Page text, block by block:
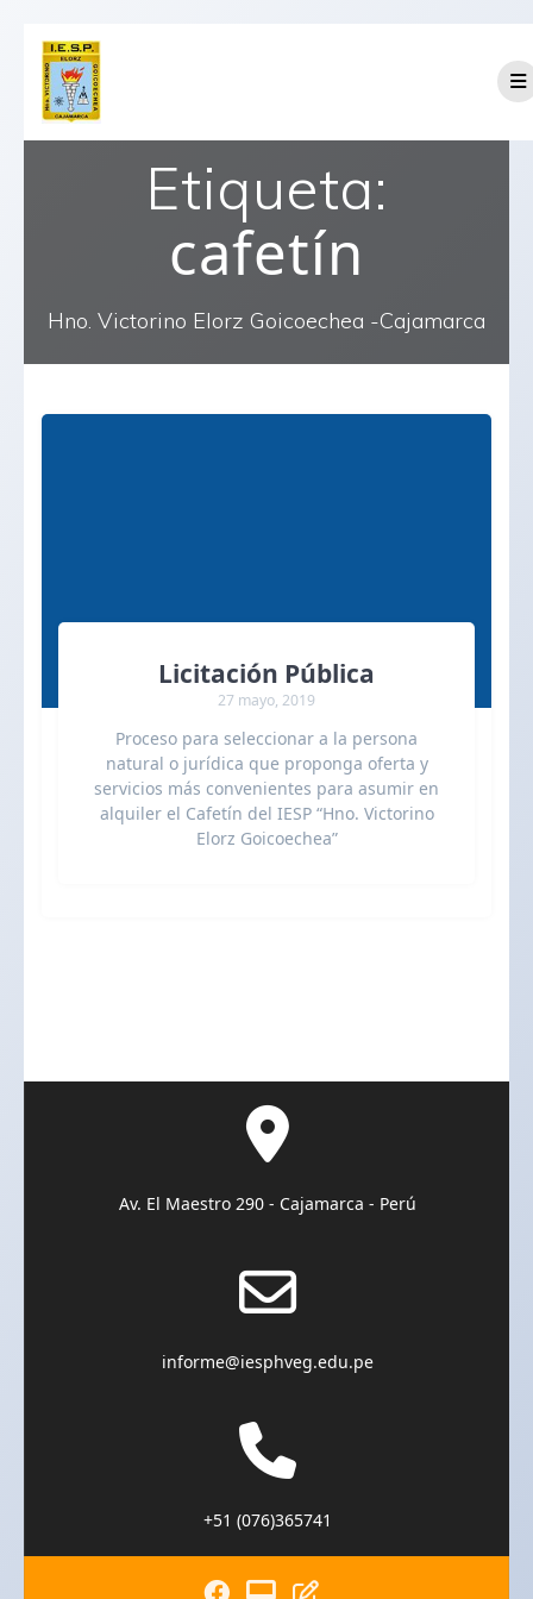
Etiqueta:
cafetín
Hno. Victorino Elorz Goicoechea -Cajamarca
Licitación Pública
27 mayo, 2019
Proceso para seleccionar a la persona
natural o jurídica que proponga oferta y
servicios más convenientes para asumir en
alquiler el Cafetín del IESP “Hno. Victorino
Elorz Goicoechea”
Av. El Maestro 290 - Cajamarca - Perú
informe@iesphveg.edu.pe
+51 (076)365741